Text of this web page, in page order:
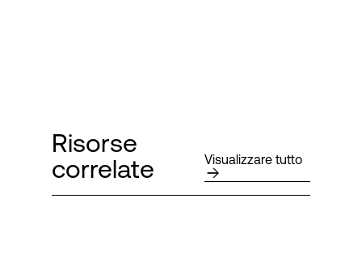
Risorse
correlate
Visualizzare tutto